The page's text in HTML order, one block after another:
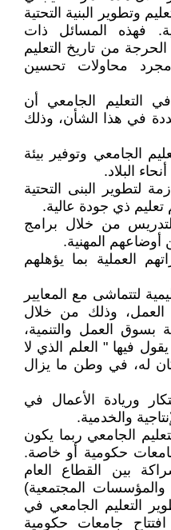
وتطوير البنية التحتية
فهذه المسائل ذات
الحرجة من تاريخ التعليم
مجرد محاولات تحسين
التعليم الجامعي أن
في هذا الشأن، وذلك
الجامعي وتوفير بيئة
البلاد.
لتطوير البنى التحتية
تعليم ذي جودة عالية.
من خلال برامج
المهنية.
العملية بما يؤهلهم
لتتماشى مع المعايير
العمل، وذلك من خلال
بسوق العمل والتنمية،
فيها " العلم الذي لا
له، في وطن ما يزال
وريادة الأعمال في
والخدمية.
الجامعي ربما يكون
حكومية أو خاصة.
بين القطاع العام
والمؤسسات المجتمعية)
التعليم الجامعي في
افتتاح جامعات حكومية